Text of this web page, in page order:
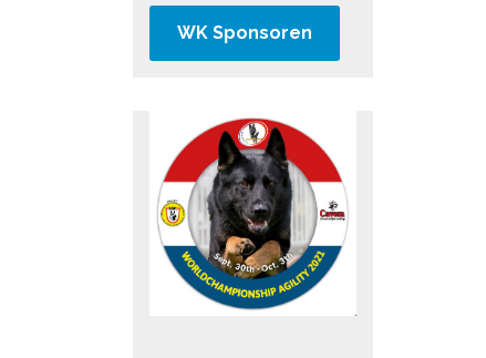
WK Sponsoren